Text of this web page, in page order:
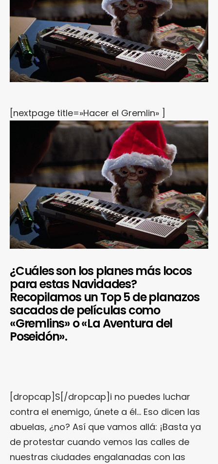
[nextpage title=»Hacer el Gremlin» ]
¿Cuáles son los planes más locos
para estas Navidades?
Recopilamos un Top 5 de planazos
sacados de películas como
«Gremlins» o «La Aventura del
Poseidón».
[dropcap]S[/dropcap]i no puedes luchar
contra el enemigo, únete a él… Eso dicen las
abuelas, ¿no? Así que vamos allá: ¡Basta ya
de protestar cuando vemos las calles de
nuestras ciudades engalanadas con las